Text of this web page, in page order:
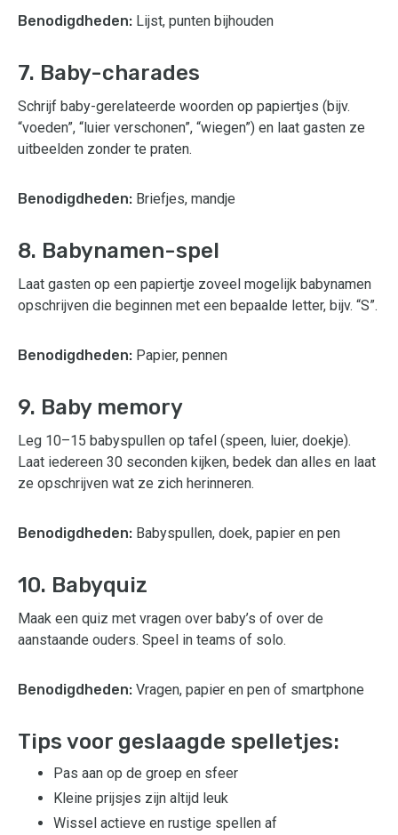
Benodigdheden: Lijst, punten bijhouden
7. Baby-charades
Schrijf baby-gerelateerde woorden op papiertjes (bijv.
“voeden”, “luier verschonen”, “wiegen”) en laat gasten ze
uitbeelden zonder te praten.
Benodigdheden: Briefjes, mandje
8. Babynamen-spel
Laat gasten op een papiertje zoveel mogelijk babynamen
opschrijven die beginnen met een bepaalde letter, bijv. “S”.
Benodigdheden: Papier, pennen
9. Baby memory
Leg 10–15 babyspullen op tafel (speen, luier, doekje).
Laat iedereen 30 seconden kijken, bedek dan alles en laat
ze opschrijven wat ze zich herinneren.
Benodigdheden: Babyspullen, doek, papier en pen
10. Babyquiz
Maak een quiz met vragen over baby’s of over de
aanstaande ouders. Speel in teams of solo.
Benodigdheden: Vragen, papier en pen of smartphone
Tips voor geslaagde spelletjes:
Pas aan op de groep en sfeer
Kleine prijsjes zijn altijd leuk
Wissel actieve en rustige spellen af